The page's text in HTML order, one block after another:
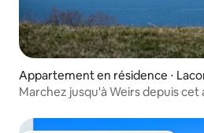
Appartement en résidence ⋅
Marchez jusqu'à Weirs depuis